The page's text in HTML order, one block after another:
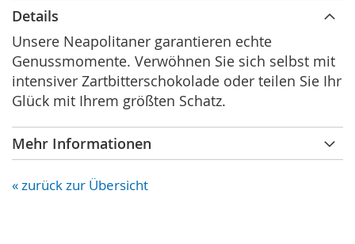
Details
Unsere Neapolitaner garantieren echte
Genussmomente. Verwöhnen Sie sich selbst mit
intensiver Zartbitterschokolade oder teilen Sie Ihr
Glück mit Ihrem größten Schatz.
Mehr Informationen
« zurück zur Übersicht